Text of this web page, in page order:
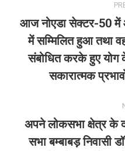
navigation
आज नोएडा सेक्टर-50 में
में सम्मिलित हुआ तथा
संबोधित करके हुए योग
सकारात्मक
अपने लोकसभा क्षेत्र के
सभा बम्बाबड़ निवासी